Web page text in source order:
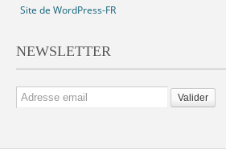
Site de WordPress-FR
NEWSLETTER